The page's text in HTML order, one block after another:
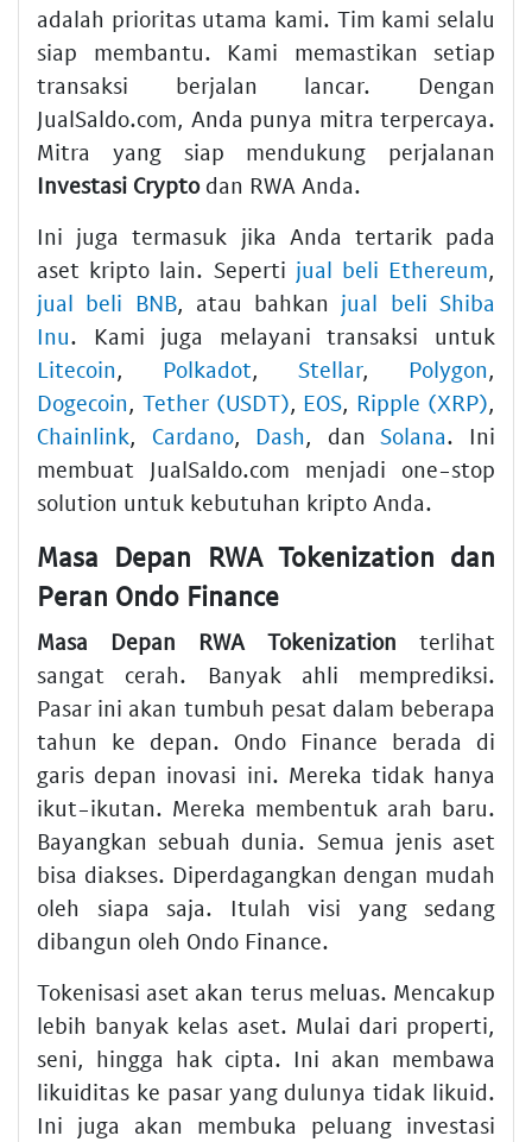
adalah prioritas utama kami. Tim kami selalu
siap membantu. Kami memastikan setiap
transaksi berjalan lancar. Dengan
JualSaldo.com, Anda punya mitra terpercaya.
Mitra yang siap mendukung perjalanan
Investasi Cryptodan RWA Anda.
Ini juga termasuk jika Anda tertarik pada
aset kripto lain. Seperti jual beli Ethereum,
jual beli BNB, atau bahkan jual beli Shiba
Inu. Kami juga melayani transaksi untuk
Litecoin, Polkadot, Stellar, Polygon,
Dogecoin, Tether (USDT), EOS, Ripple (XRP),
Chainlink, Cardano, Dash, danSolana. Ini
membuat JualSaldo.com menjadi one-stop
solution untuk kebutuhan kripto Anda.
Masa Depan RWA Tokenization dan
Peran Ondo Finance
Masa Depan RWA Tokenization terlihat
sangat cerah. Banyak ahli memprediksi.
Pasar ini akan tumbuh pesat dalam beberapa
tahun ke depan. Ondo Finance berada di
garis depan inovasi ini. Mereka tidak hanya
ikut-ikutan. Mereka membentuk arah baru.
Bayangkan sebuah dunia. Semua jenis aset
bisa diakses. Diperdagangkan dengan mudah
oleh siapa saja. Itulah visi yang sedang
dibangun oleh Ondo Finance.
Tokenisasi aset akan terus meluas. Mencakup
lebih banyak kelas aset. Mulai dari properti,
seni, hingga hak cipta. Ini akan membawa
likuiditas ke pasar yang dulunya tidak likuid.
Ini juga akan membuka peluang investasi